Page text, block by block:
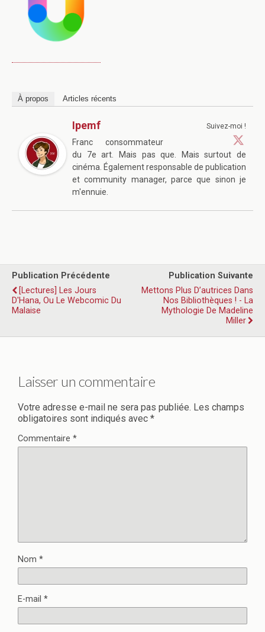
À propos Articles récents
Suivez-moi !
Ipemf
Franc consommateur
du 7e art. Mais pas que. Mais surtout de
cinéma. Également responsable de publication
et community manager, parce que sinon je
m'ennuie.
Publication Précédente
[Lectures] Les Jours
D'Hana, Ou Le Webcomic Du
Malaise
Publication Suivante
Mettons Plus D’autrices Dans
Nos Bibliothèques ! - La
Mythologie De Madeline
Miller
Laisser un commentaire
Votre adresse e-mail ne sera pas publiée. Les champs
obligatoires sont indiqués avec *
Commentaire *
Nom *
E-mail *